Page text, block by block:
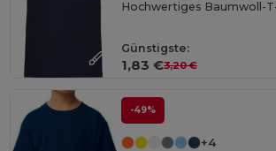
Günstigste:
1,83 €3,20 €
-49%
+4